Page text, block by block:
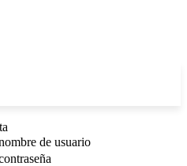
de usuario